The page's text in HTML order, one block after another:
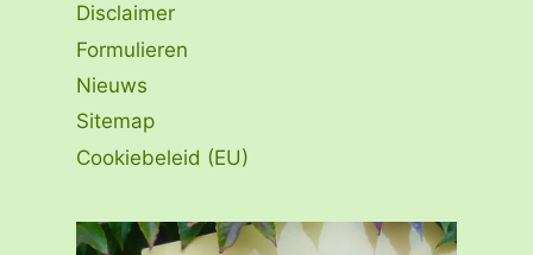
Disclaimer
Formulieren
Nieuws
Sitemap
Cookiebeleid (EU)